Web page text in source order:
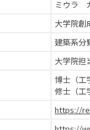
ミウラ
大学院創
建築系分
大学院担
博士（工
修士（工
https://